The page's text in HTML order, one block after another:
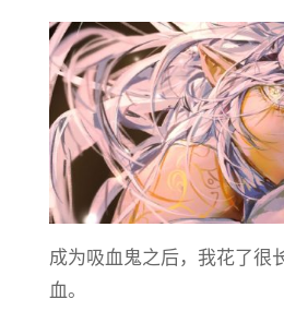
成为吸血鬼之后，我花了很
血。